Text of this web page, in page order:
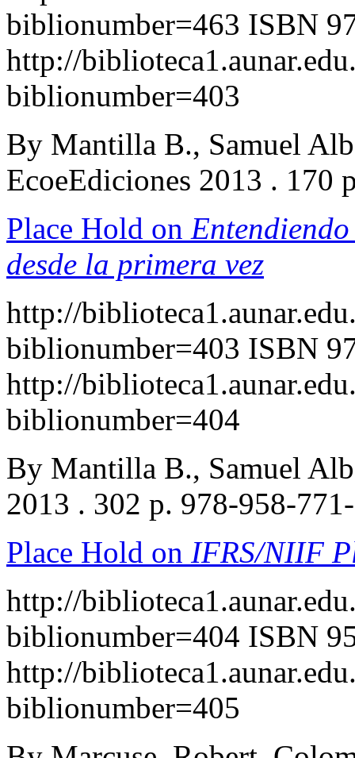
biblionumber=463 ISBN
http://
biblionumber=403
By Mantilla B., Samuel
EcoeEdiciones 2013 . 170
Place Hold on
desde la primera vez
http://
biblionumber=403 ISBN
http://
biblionumber=404
By Mantilla B., Samuel
2013 . 302 p. 978-958-
Place Hold on IFRS/NIIF
http://
biblionumber=404 ISBN
http://
biblionumber=405